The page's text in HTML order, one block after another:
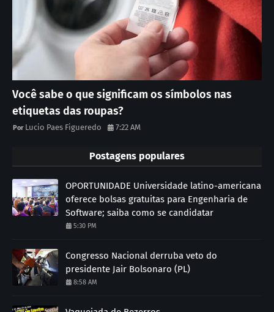
Você sabe o que significam os símbolos nas
etiquetas das roupas?
Lucio Paes Figueredo 7:22 AM
Postagens populares
OPORTUNIDADE Universidade latino-americana
oferece bolsas gratuitas para Engenharia de
Software; saiba como se candidatar
5:30 PM
Congresso Nacional derruba veto do
presidente Jair Bolsonaro (PL)
8:58 AM